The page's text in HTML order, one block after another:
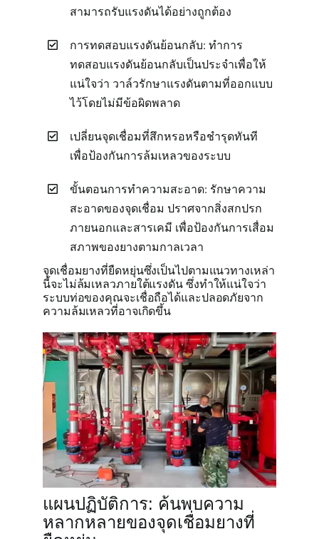
สามารถรับแรงดันได้อย่างถูกต้อง
การทดสอบแรงดันย้อนกลับ: ทำการ
ทดสอบแรงดันย้อนกลับเป็นประจำเพื่อให้
แน่ใจว่า วาล์วรักษาแรงดันตามที่ออกแบบ
ไว้โดยไม่มีข้อผิดพลาด
เปลี่ยนจุดเชื่อมที่สึกหรอหรือชำรุดทันที
เพื่อป้องกันการล้มเหลวของระบบ
ขั้นตอนการทำความสะอาด: รักษาความ
สะอาดของจุดเชื่อม ปราศจากสิ่งสกปรก
ภายนอกและสารเคมี เพื่อป้องกันการเสื่อม
สภาพของยางตามกาลเวลา
จุดเชื่อมยางที่ยืดหยุ่นซึ่งเป็นไปตามแนวทางเหล่า
นี้จะไม่ล้มเหลวภายใต้แรงดัน ซึ่งทำให้แน่ใจว่า
ระบบท่อของคุณจะเชื่อถือได้และปลอดภัยจาก
ความล้มเหลวที่อาจเกิดขึ้น
แผนปฏิบัติการ: ค้นพบความ
หลากหลายของจุดเชื่อมยางที่